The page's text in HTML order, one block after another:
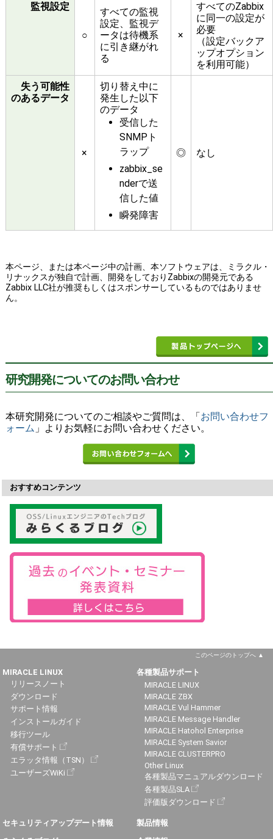
監視設定
○
すべての監視
設定、監視デ
ータは待機系
に引き継がれ
る
×
すべてのZabbix
に同一の設定が
必要
（設定バックア
ップオプション
を利用可能）
失う可能性
のあるデータ
×
切り替え中に
発生した以下
のデータ
受信した
SNMPト
ラップ
zabbix_se
nderで送
信した値
瞬発障害
◎ なし
本ページ、または本ページ中の計画、本ソフトウェアは、ミラクル・
リナックスが独自で計画、開発をしておりZabbixの開発元である
Zabbix LLC社が推奨もしくはスポンサーしているものではありませ
ん。
研究開発についてのお問い合わせ
本研究開発についてのご相談やご質問は、「お問い合わせフ
ォーム 」よりお気軽にお問い合わせください。
おすすめコンテンツ
このページのトップへ
MIRACLE LINUX
リリースノート
ダウンロード
サポート情報
インストールガイド
移行ツール
有償サポート
エラッタ情報（TSN）
ユーザーズWiKi
各種製品サポート
MIRACLE LINUX
MIRACLE ZBX
MIRACLE Vul Hammer
MIRACLE Message Handler
MIRACLE Hatohol Enterprise
MIRACLE System Savior
MIRACLE CLUSTERPRO
Other Linux
各種製品マニュアルダウンロード
各種製品SLA
評価版ダウンロード
セキュリティアップデート情報
製品情報